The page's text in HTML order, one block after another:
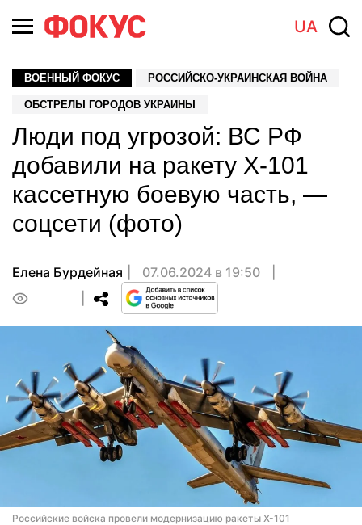
UA
ВОЕННЫЙ ФОКУС РОССИЙСКО-УКРАИНСКАЯ ВОЙНА
ОБСТРЕЛЫ ГОРОДОВ УКРАИНЫ
Люди под угрозой: ВС РФ
добавили на ракету Х-101
кассетную боевую часть, —
соцсети (фото)
Елена Бурдейная
07.06.2024 в 19:50
Российские войска провели модернизацию ракеты Х-101